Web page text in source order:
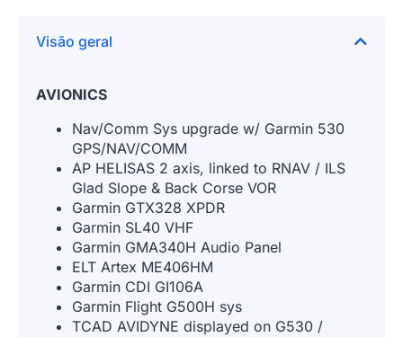
Visão geral
AVIONICS
Nav/Comm Sys upgrade w/ Garmin 530
GPS/NAV/COMM
AP HELISAS 2 axis, linked to RNAV / ILS
Glad Slope & Back Corse VOR
Garmin GTX328 XPDR
Garmin SL40 VHF
Garmin GMA340H Audio Panel
ELT Artex ME406HM
Garmin CDI GI106A
Garmin Flight G500H sys
TCAD AVIDYNE displayed on G530 /